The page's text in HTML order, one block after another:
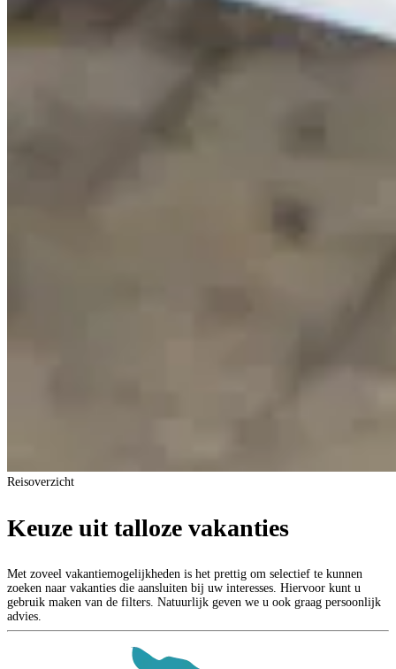
Reisoverzicht
Keuze uit talloze vakanties
Met zoveel vakantiemogelijkheden is het prettig om selectief te kunnen
zoeken naar vakanties die aansluiten bij uw interesses. Hiervoor kunt u
gebruik maken van de filters. Natuurlijk geven we u ook graag persoonlijk
advies.